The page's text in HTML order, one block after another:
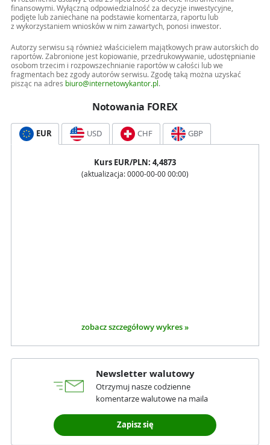
finansowymi. Wyłączną odpowiedzialność za decyzje inwestycyjne,
podjęte lub zaniechane na podstawie komentarza, raportu lub
z wykorzystaniem wniosków w nim zawartych, ponosi inwestor.
Autorzy serwisu są również właścicielem majątkowych praw autorskich do
raportów. Zabronione jest kopiowanie, przedrukowywanie, udostępnianie
osobom trzecim i rozpowszechnianie raportów w całości lub we
fragmentach bez zgody autorów serwisu. Zgodę taką można uzyskać
pisząc na adres biuro@internetowykantor.pl .
Notowania FOREX
EUR USD CHF GBP
Kurs EUR/PLN: 4,4873
(aktualizacja: 0000-00-00 00:00)
zobacz szczegółowy wykres »
Newsletter walutowy
Otrzymuj nasze codzienne
komentarze walutowe na maila
Zapisz się